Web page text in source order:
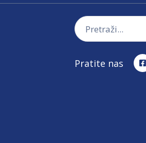
Pratite nas